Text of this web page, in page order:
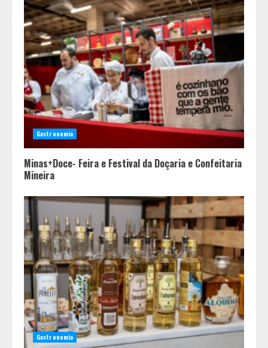
Gastronomia
Minas+Doce- Feira e Festival da Doçaria e Confeitaria
Mineira
Gastronomia
2
Equipe conquista 22 medalhas e
garante 12 vagas para etapas
nacionais em segunda etapa do
JEMG, em Pará de Minas
Grandes marcas, preços baixos e